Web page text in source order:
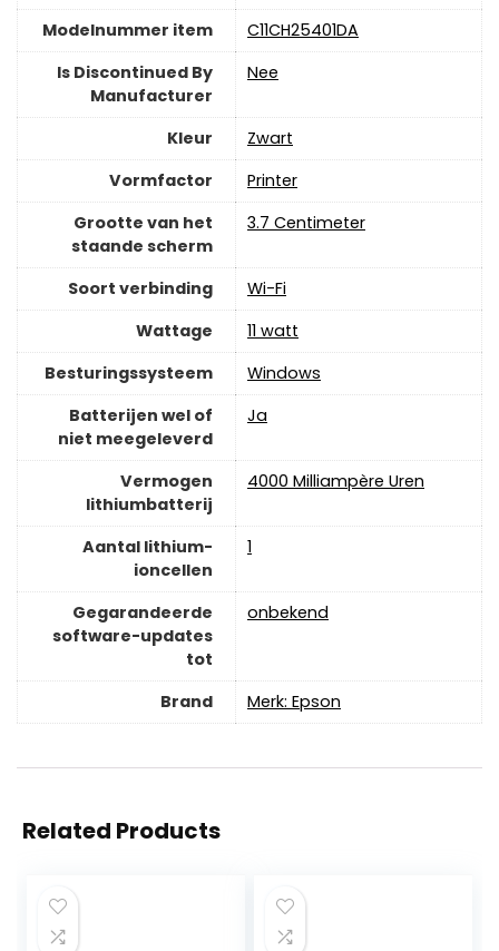
Modelnummer item
‎C11CH25401DA
Is Discontinued By
Manufacturer
‎Nee
Kleur
‎Zwart
Vormfactor
‎Printer
Grootte van het
staande scherm
‎3.7 Centimeter
Soort verbinding
Wi-Fi
Wattage
‎11 watt
Besturingssysteem
‎Windows
Batterijen wel of
niet meegeleverd
‎Ja
Vermogen
lithiumbatterij
‎4000 Milliampère Uren
Aantal lithium-
ioncellen
‎1
Gegarandeerde
software-updates
tot
‎onbekend
Brand Merk: Epson
Related Products